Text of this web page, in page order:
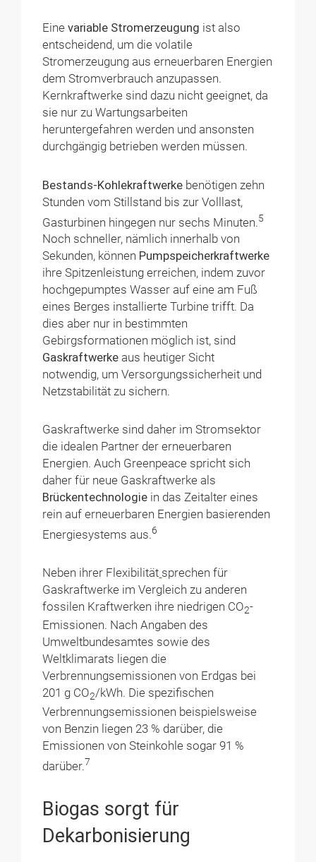
Einevariable Stromerzeugung ist also
entscheidend, um die volatile
Stromerzeugung aus erneuerbaren Energien
dem Stromverbrauch anzupassen.
Kernkraftwerke sind dazu nicht geeignet, da
sie nur zu Wartungsarbeiten
heruntergefahren werden und ansonsten
durchgängig betrieben werden müssen.
Bestands-Kohlekraftwerke benötigen zehn
Stunden vom Stillstand bis zur Volllast,
Gasturbinen hingegen nur sechs Minuten.5
Noch schneller, nämlich innerhalb von
Sekunden, können Pumpspeicherkraftwerke
ihre Spitzenleistung erreichen, indem zuvor
hochgepumptes Wasser auf eine am Fuß
eines Berges installierte Turbine trifft. Da
dies aber nur in bestimmten
Gebirgsformationen möglich ist, sind
Gaskraftwerkeaus heutiger Sicht
notwendig, um Versorgungssicherheit und
Netzstabilität zu sichern.
Gaskraftwerke sind daher im Stromsektor
die idealen Partner der erneuerbaren
Energien. Auch Greenpeace spricht sich
daher für neue Gaskraftwerke als
Brückentechnologie in das Zeitalter eines
rein auf erneuerbaren Energien basierenden
Energiesystems aus.6
Neben ihrer Flexibilität sprechen für
Gaskraftwerke im Vergleich zu anderen
fossilen Kraftwerken ihre niedrigen CO2-
Emissionen. Nach Angaben des
Umweltbundesamtes sowie des
Weltklimarats liegen die
Verbrennungsemissionen von Erdgas bei
201 g CO2/kWh. Die spezifischen
Verbrennungsemissionen beispielsweise
von Benzin liegen 23 % darüber, die
Emissionen von Steinkohle sogar 91 %
darüber.7
Biogas sorgt für
Dekarbonisierung